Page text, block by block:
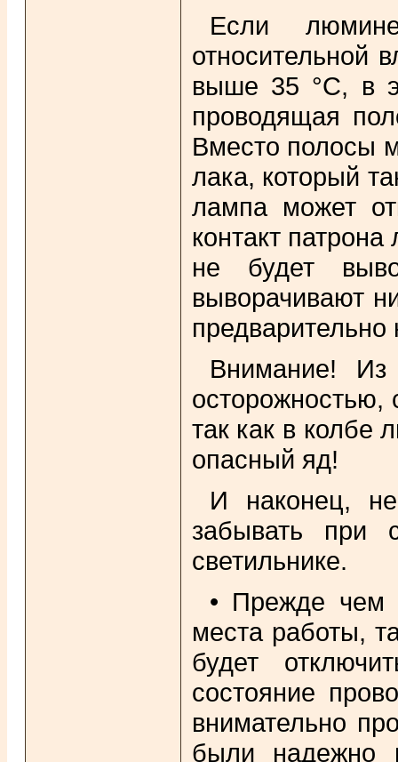
Если
относительной
выше 35 °С, в
проводящая
Вместо полосы
лака, который
лампа может
контакт
не будет
выворачивают
Внимание!
осторожностью,
так как в колбе
опасный яд!
И наконец,
забывать при
светильнике.
• Прежде чем
места работы,
будет
состояние
внимательно
были надежно